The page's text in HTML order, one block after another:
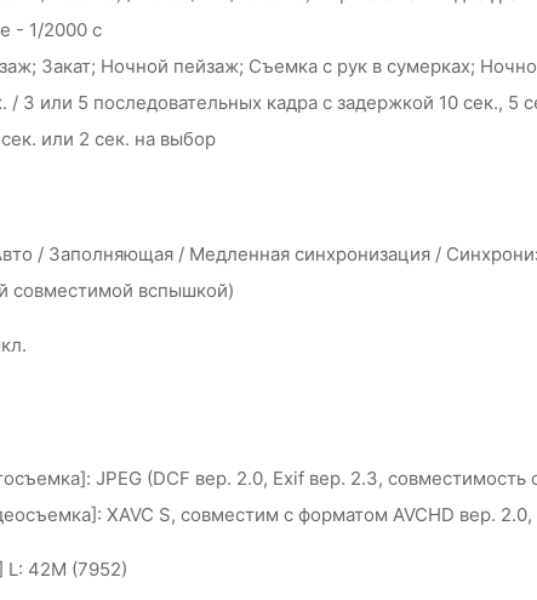
- 1/2000 с
Закат; Ночной пейзаж; Съемка с рук в сумерках;
/ 3 или 5 последовательных кадра с задержкой 10 сек.,
или 2 сек. на выбор
/ Заполняющая / Медленная синхронизация /
совместимой вспышкой)
JPEG (DCF вер. 2.0, Exif вер. 2.3, совместимость
XAVC S, совместим с форматом AVCHD вер. 2.0,
L: 42M (7952)